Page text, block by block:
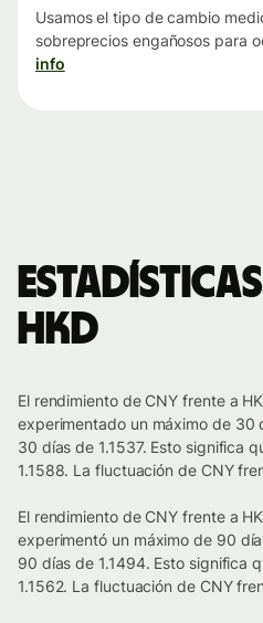
Usamos el tipo de cambio
sobreprecios engañosos para
info
Estadísticas
HKD
El rendimiento de CNY frente a
experimentado un máximo de 30
30 días de 1.1537. Esto significa
1.1588. La fluctuación de CNY
El rendimiento de CNY frente a
experimentó un máximo de 90
90 días de 1.1494. Esto significa
1.1562. La fluctuación de CNY